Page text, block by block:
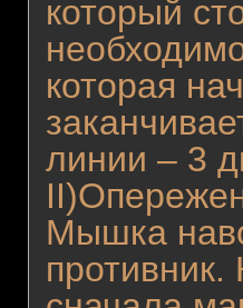
который
которая
линии – 3
Мышка